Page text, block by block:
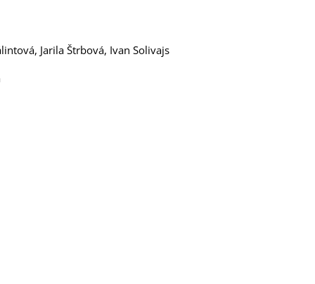
Jarila Štrbová, Ivan Solivajs